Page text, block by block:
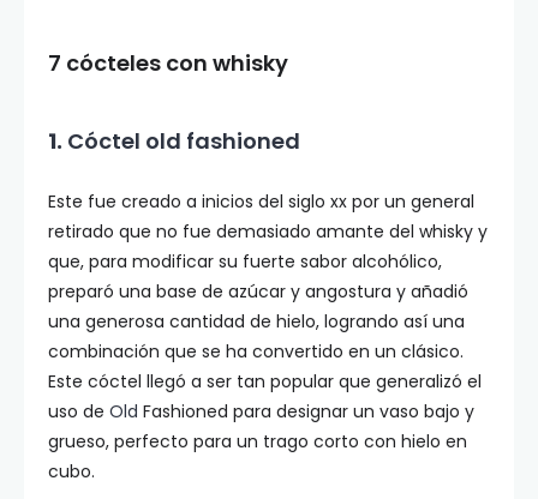
7 cócteles con whisky
1. Cóctel old fashioned
Este fue creado a inicios del siglo xx por un general
retirado que no fue demasiado amante del whisky y
que, para modificar su fuerte sabor alcohólico,
preparó una base de azúcar y angostura y añadió
una generosa cantidad de hielo, logrando así una
combinación que se ha convertido en un clásico.
Este cóctel llegó a ser tan popular que generalizó el
uso de Old Fashioned para designar un vaso bajo y
grueso, perfecto para un trago corto con hielo en
cubo.